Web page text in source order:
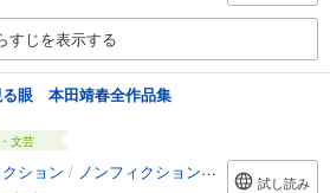
すじを表示する
る眼 本田靖春全作品集
文芸
ション / ノンフィクション・ドキュメンタリー
試し読み